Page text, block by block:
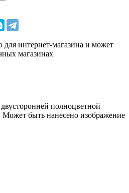
для интернет-магазина и может
магазинах
полноцветной
Может быть нанесено изображение